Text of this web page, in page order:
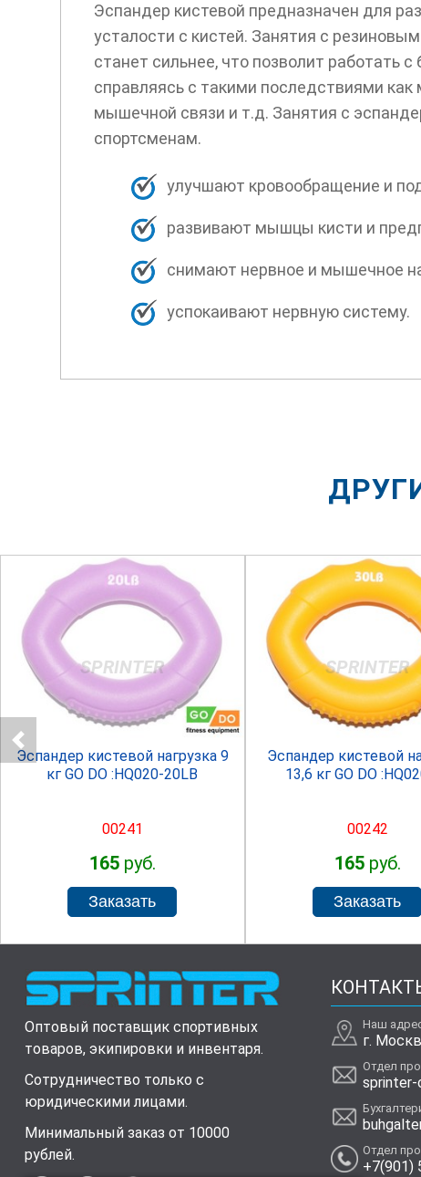
Эспандер кистевой предназначен для
усталости с кистей. Занятия с
станет сильнее, что позволит работать
справляясь с такими последствиями
мышечной связи и т.д. Занятия с
спортсменам.
улучшают кровообращение и
развивают мышцы кисти и
снимают нервное и мышечное
успокаивают нервную систему.
SPRINTER
Эспандер кистевой нагрузка 9
кг GO DO :HQ020-20LB
00241
165руб.
SPRINTER
Эспандер кистевой
13,6 кг GO DO
00242
165руб.
Оптовый поставщик спортивных
товаров, экипировки и инвентаря.
Сотрудничество только с
юридическими лицами.
Минимальный заказ от 10000
рублей.
Наш
г.
Отдел
sprinter-
Отдел
+7(901)